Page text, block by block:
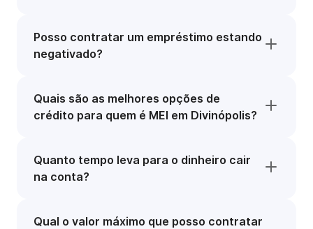
Posso contratar um empréstimo estando
negativado?
Quais são as melhores opções de
crédito para quem é MEI em Divinópolis?
Quanto tempo leva para o dinheiro cair
na conta?
Qual o valor máximo que posso contratar